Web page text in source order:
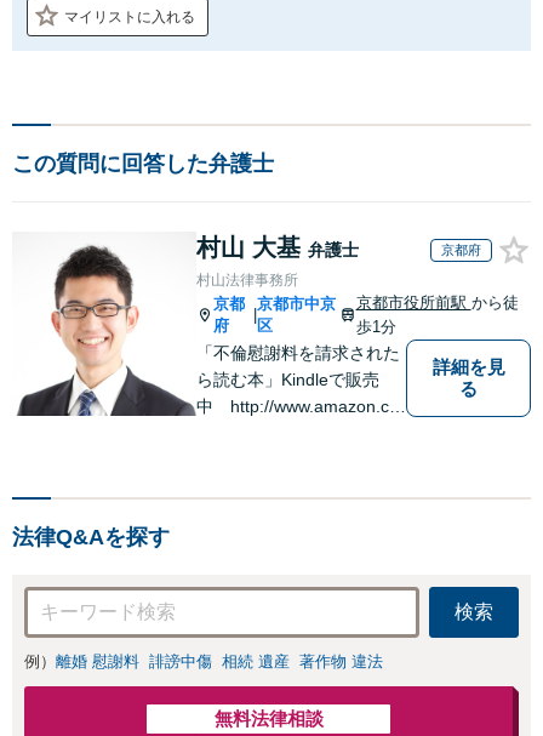
マイリストに入れる
この質問に回答した弁護士
村山 大基 弁護士 京都府
村山法律事務所
京都
府
|
京都市中京
区
京都市役所前駅 から徒
歩1分
「不倫慰謝料を請求された
ら読む本」Kindleで販売
中 http://www.amazon.co.
詳細を見
る
法律Q&Aを探す
検索
例） 離婚 慰謝料 誹謗中傷 相続 遺産 著作物 違法
無料法律相談